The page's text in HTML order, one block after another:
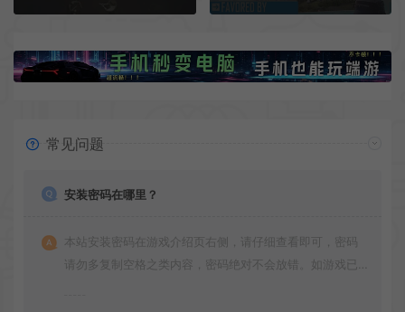
常见问题
安装密码在哪里？
本站安装密码在游戏介绍页右侧，请仔细查看即可，密码
请勿多复制空格之类内容，密码绝对不会放错。如游戏已